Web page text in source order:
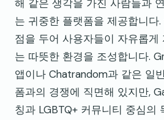
해 같은 생각을 가진 사람들과
는 귀중한 플랫폼을 제공합니다
점을 두어 사용자들이 자유롭게
는 따뜻한 환경을 조성합니다.
앱이나 Chatrandom과 같은 일
폼과의 경쟁에 직면해 있지만,
칭과 LGBTQ+ 커뮤니티 중심의